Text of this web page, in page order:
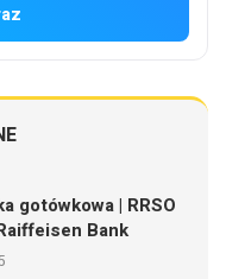
gotówkowa | RRSO
Bank